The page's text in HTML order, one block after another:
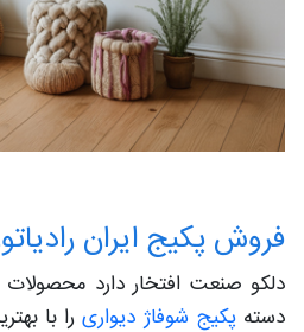
فروش پکیج ایران
دلکو صنعت افتخار دارد محصولات
دستهپکیج شوفاژ دیواریرا با